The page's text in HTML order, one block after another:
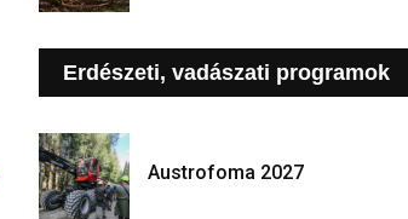
Erdészeti, vadászati programok
Austrofoma 2027